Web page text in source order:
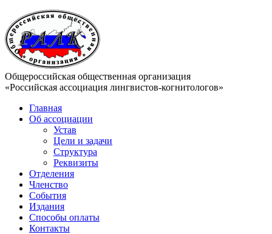
Общероссийская общественная организация
«Российская ассоциация лингвистов-когнитологов»
Главная
Об ассоциации
Устав
Цели и задачи
Структура
Реквизиты
Отделения
Членство
События
Издания
Способы оплаты
Контакты